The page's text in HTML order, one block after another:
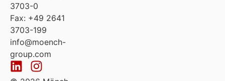
3703-0
Fax: +49 2641
3703-199
info@moench-
group.com